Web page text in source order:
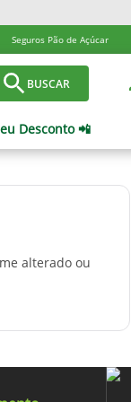
Seguros Pão de Açúcar
BUSCAR
Desconto 📲
alterado ou